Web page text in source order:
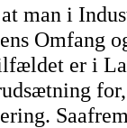
man i
Omfang
er i